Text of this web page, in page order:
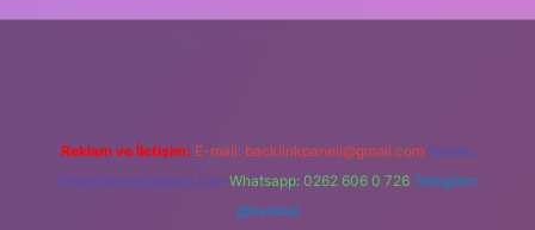
Reklam ve İletişim: E-mail: backlinkpaneli@gmail.com Teams:
forumhizmeti@gmail.com Whatsapp: 0262 606 0 726 Telegram:
@karabul